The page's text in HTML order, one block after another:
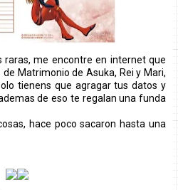
raras, me encontre en internet que
Matrimonio de Asuka, Rei y Mari,
tienens que agragar tus datos y
de eso te regalan una funda
hace poco sacaron hasta una